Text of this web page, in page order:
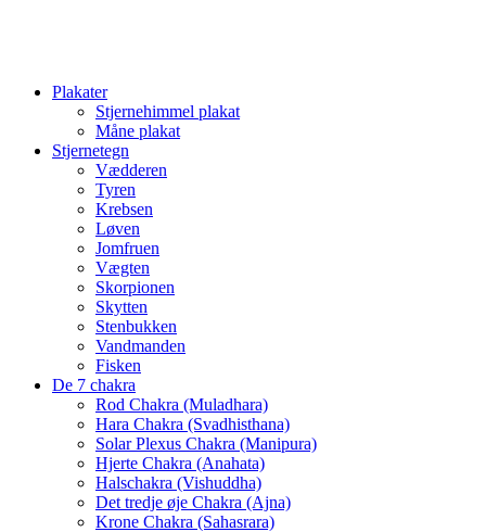
Plakater
Stjernehimmel plakat
Måne plakat
Stjernetegn
Vædderen
Tyren
Krebsen
Løven
Jomfruen
Vægten
Skorpionen
Skytten
Stenbukken
Vandmanden
Fisken
De 7 chakra
Rod Chakra (Muladhara)
Hara Chakra (Svadhisthana)
Solar Plexus Chakra (Manipura)
Hjerte Chakra (Anahata)
Halschakra (Vishuddha)
Det tredje øje Chakra (Ajna)
Krone Chakra (Sahasrara)